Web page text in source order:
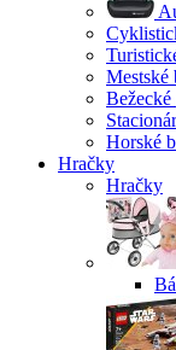
Mestské
Bežecké
Horské
Hračky
Hračky